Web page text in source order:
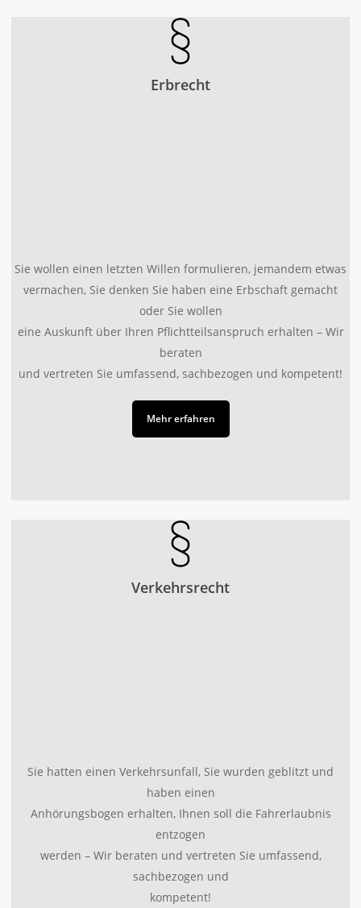
Erbrecht
Sie wollen einen letzten Willen formulieren, jemandem etwas
vermachen, Sie denken Sie haben eine Erbschaft gemacht
oder Sie wollen
eine Auskunft über Ihren Pflichtteilsanspruch erhalten – Wir
beraten
und vertreten Sie umfassend, sachbezogen und kompetent!
Mehr erfahren
Verkehrsrecht
Sie hatten einen Verkehrsunfall, Sie wurden geblitzt und
haben einen
Anhörungsbogen erhalten, Ihnen soll die Fahrerlaubnis
entzogen
werden – Wir beraten und vertreten Sie umfassend,
sachbezogen und
kompetent!